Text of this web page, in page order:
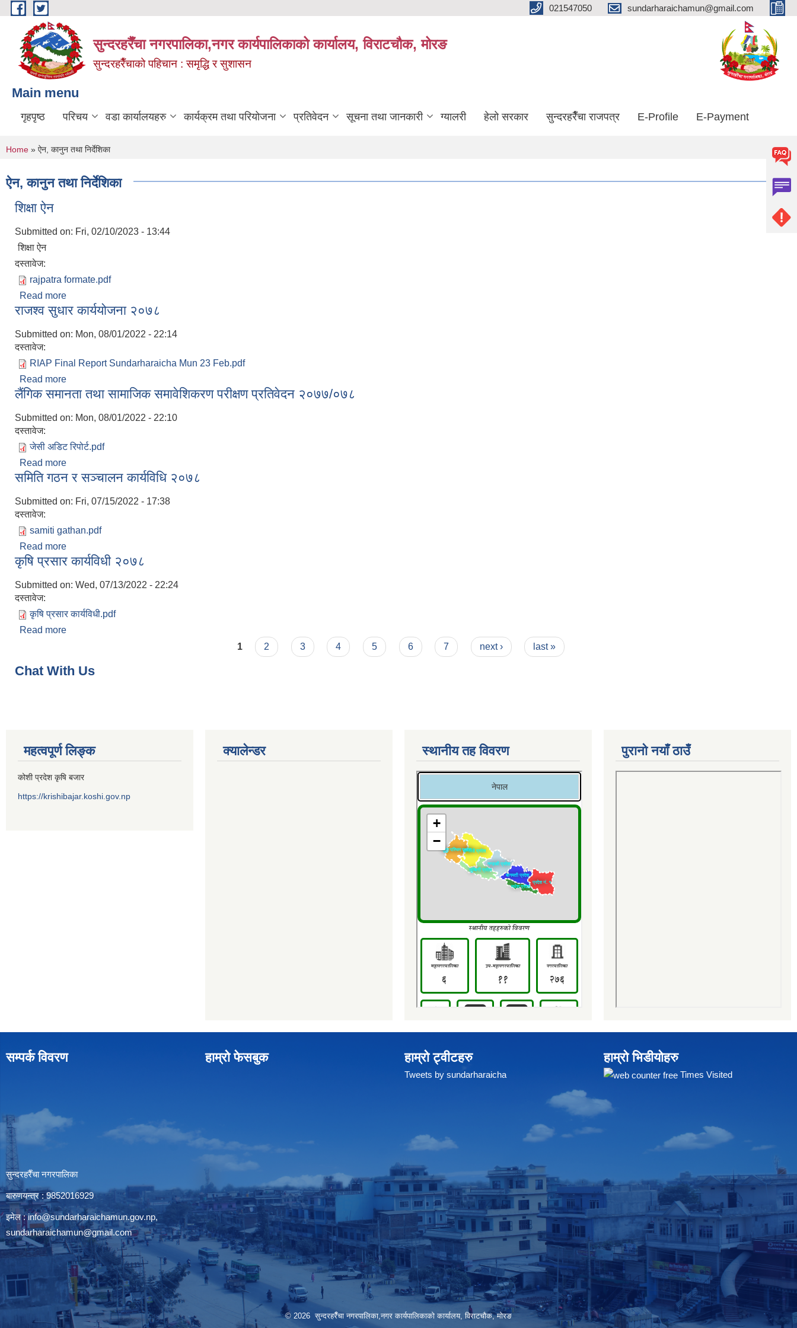
Skip to main content 021547050 sundarharaichamun@gmail.com
सुन्दरहरैँचा नगरपालिका,नगर कार्यपालिकाको कार्यालय, विराटचौक, मोरङ
सुन्दरहरैँचाको पहिचान : समृद्धि र सुशासन
Main menu
गृहपृष्ठ परिचय वडा कार्यालयहरु कार्यक्रम तथा परियोजना प्रतिवेदन सूचना तथा जानकारी ग्यालरी हेलो सरकार सुन्दरहरैँचा राजपत्र E-Profile E-Payment
You are here
Home » ऐन, कानुन तथा निर्देशिका
ऐन, कानुन तथा निर्देशिका
शिक्षा ऐन
Submitted on: Fri, 02/10/2023 - 13:44
शिक्षा ऐन
दस्तावेज:
rajpatra formate.pdf
Read more
राजश्व सुधार कार्ययोजना २०७८
Submitted on: Mon, 08/01/2022 - 22:14
दस्तावेज:
RIAP Final Report Sundarharaicha Mun 23 Feb.pdf
Read more
लैंगिक समानता तथा सामाजिक समावेशिकरण परीक्षण प्रतिवेदन २०७७/०७८
Submitted on: Mon, 08/01/2022 - 22:10
दस्तावेज:
जेसी अडिट रिपोर्ट.pdf
Read more
समिति गठन र सञ्चालन कार्यविधि २०७८
Submitted on: Fri, 07/15/2022 - 17:38
दस्तावेज:
samiti gathan.pdf
Read more
कृषि प्रसार कार्यविधी २०७८
Submitted on: Wed, 07/13/2022 - 22:24
दस्तावेज:
कृषि प्रसार कार्यविधी.pdf
Read more
1 2 3 4 5 6 7 next › last »
Chat With Us
महत्वपूर्ण लिङ्क
कोशी प्रदेश कृषि बजार
https://krishibajar.koshi.gov.np
क्यालेन्डर स्थानीय तह विवरण पुरानो नयाँ ठाउँ
सम्पर्क विवरण
सुन्दरहरैँचा नगरपालिका
बारुणयन्त्र : 9852016929
इमेल :info@sundarharaichamun.gov.np,
sundarharaichamun@gmail.com
हाम्रो फेसबुक हाम्रो ट्वीटहरु
Tweets by sundarharaicha
हाम्रो भिडीयोहरु
Times Visited
© 2026 सुन्दरहरैँचा नगरपालिका,नगर कार्यपालिकाको कार्यालय, विराटचौक, मोरङ